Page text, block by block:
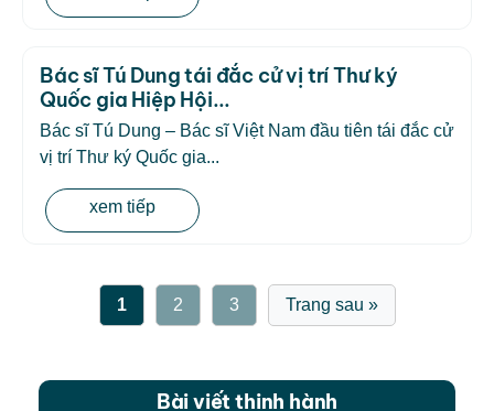
Bác sĩ Tú Dung tái đắc cử vị trí Thư ký
Quốc gia Hiệp Hội...
Bác sĩ Tú Dung – Bác sĩ Việt Nam đầu tiên tái đắc cử
vị trí Thư ký Quốc gia...
xem tiếp
1 2 3 Trang sau »
Bài viết thịnh hành